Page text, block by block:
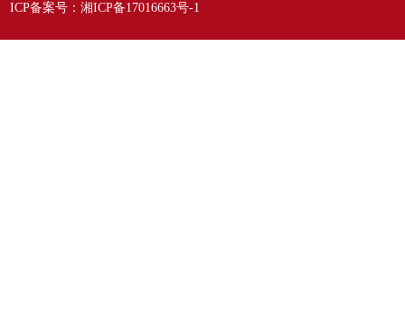
ICP备案号： 湘ICP备17016663号-1